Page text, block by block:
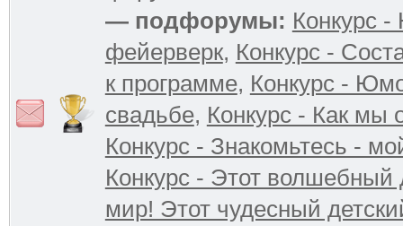
— подфорумы: Конкурс
фейерверк, Конкурс -
к программе, Конкурс -
свадьбе, Конкурс - Как мы
Конкурс - Знакомьтесь -
Конкурс - Этот волшебный
мир! Этот чудесный